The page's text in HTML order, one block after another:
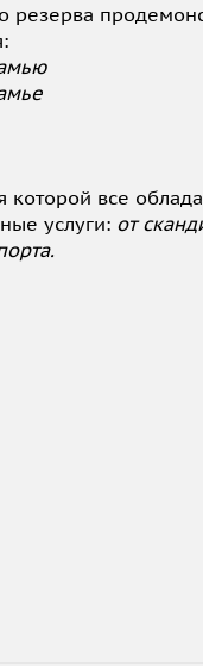
все
услуги: от